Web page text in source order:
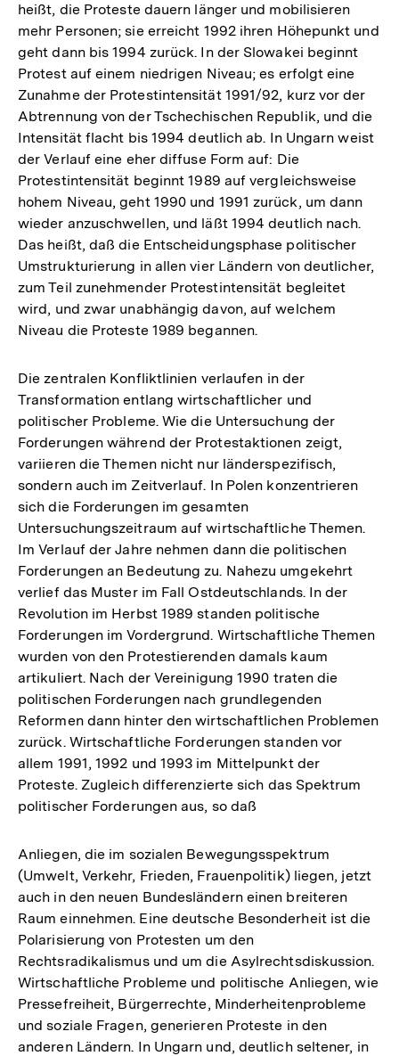
heißt, die Proteste dauern länger und mobilisieren
mehr Personen; sie erreicht 1992 ihren Höhepunkt und
geht dann bis 1994 zurück. In der Slowakei beginnt
Protest auf einem niedrigen Niveau; es erfolgt eine
Zunahme der Protestintensität 1991/92, kurz vor der
Abtrennung von der Tschechischen Republik, und die
Intensität flacht bis 1994 deutlich ab. In Ungarn weist
der Verlauf eine eher diffuse Form auf: Die
Protestintensität beginnt 1989 auf vergleichsweise
hohem Niveau, geht 1990 und 1991 zurück, um dann
wieder anzuschwellen, und läßt 1994 deutlich nach.
Das heißt, daß die Entscheidungsphase politischer
Umstrukturierung in allen vier Ländern von deutlicher,
zum Teil zunehmender Protestintensität begleitet
wird, und zwar unabhängig davon, auf welchem
Niveau die Proteste 1989 begannen.
Die zentralen Konfliktlinien verlaufen in der
Transformation entlang wirtschaftlicher und
politischer Probleme. Wie die Untersuchung der
Forderungen während der Protestaktionen zeigt,
variieren die Themen nicht nur länderspezifisch,
sondern auch im Zeitverlauf. In Polen konzentrieren
sich die Forderungen im gesamten
Untersuchungszeitraum auf wirtschaftliche Themen.
Im Verlauf der Jahre nehmen dann die politischen
Forderungen an Bedeutung zu. Nahezu umgekehrt
verlief das Muster im Fall Ostdeutschlands. In der
Revolution im Herbst 1989 standen politische
Forderungen im Vordergrund. Wirtschaftliche Themen
wurden von den Protestierenden damals kaum
artikuliert. Nach der Vereinigung 1990 traten die
politischen Forderungen nach grundlegenden
Reformen dann hinter den wirtschaftlichen Problemen
zurück. Wirtschaftliche Forderungen standen vor
allem 1991, 1992 und 1993 im Mittelpunkt der
Proteste. Zugleich differenzierte sich das Spektrum
politischer Forderungen aus, so daß
Anliegen, die im sozialen Bewegungsspektrum
(Umwelt, Verkehr, Frieden, Frauenpolitik) liegen, jetzt
auch in den neuen Bundesländern einen breiteren
Raum einnehmen. Eine deutsche Besonderheit ist die
Polarisierung von Protesten um den
Rechtsradikalismus und um die Asylrechtsdiskussion.
Wirtschaftliche Probleme und politische Anliegen, wie
Pressefreiheit, Bürgerrechte, Minderheitenprobleme
und soziale Fragen, generieren Proteste in den
anderen Ländern. In Ungarn und, deutlich seltener, in